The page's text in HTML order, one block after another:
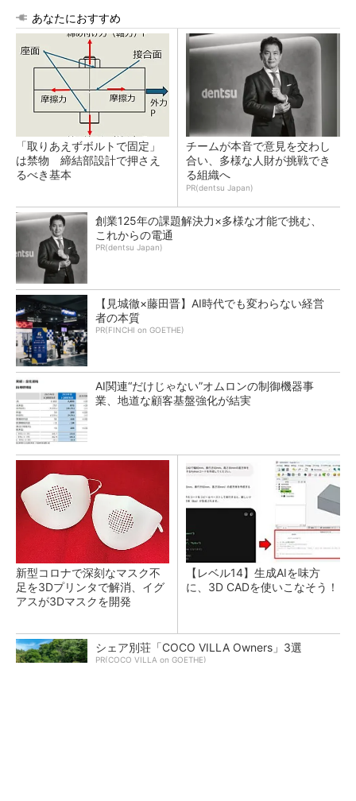
あなたにおすすめ
「取りあえずボルトで固定」
は禁物 締結部設計で押さえ
るべき基本
チームが本音で意見を交わし
合い、多様な人財が挑戦でき
る組織へ
PR(dentsu Japan)
創業125年の課題解決力×多様な才能で挑む、
これからの電通
PR(dentsu Japan)
【見城徹×藤田晋】AI時代でも変わらない経営
者の本質
PR(FINCHI on GOETHE)
AI関連“だけじゃない”オムロンの制御機器事
業、地道な顧客基盤強化が結実
新型コロナで深刻なマスク不
足を3Dプリンタで解消、イグ
アスが3Dマスクを開発
【レベル14】生成AIを味方
に、3D CADを使いこなそう！
シェア別荘「COCO VILLA Owners」3選
PR(COCO VILLA on GOETHE)